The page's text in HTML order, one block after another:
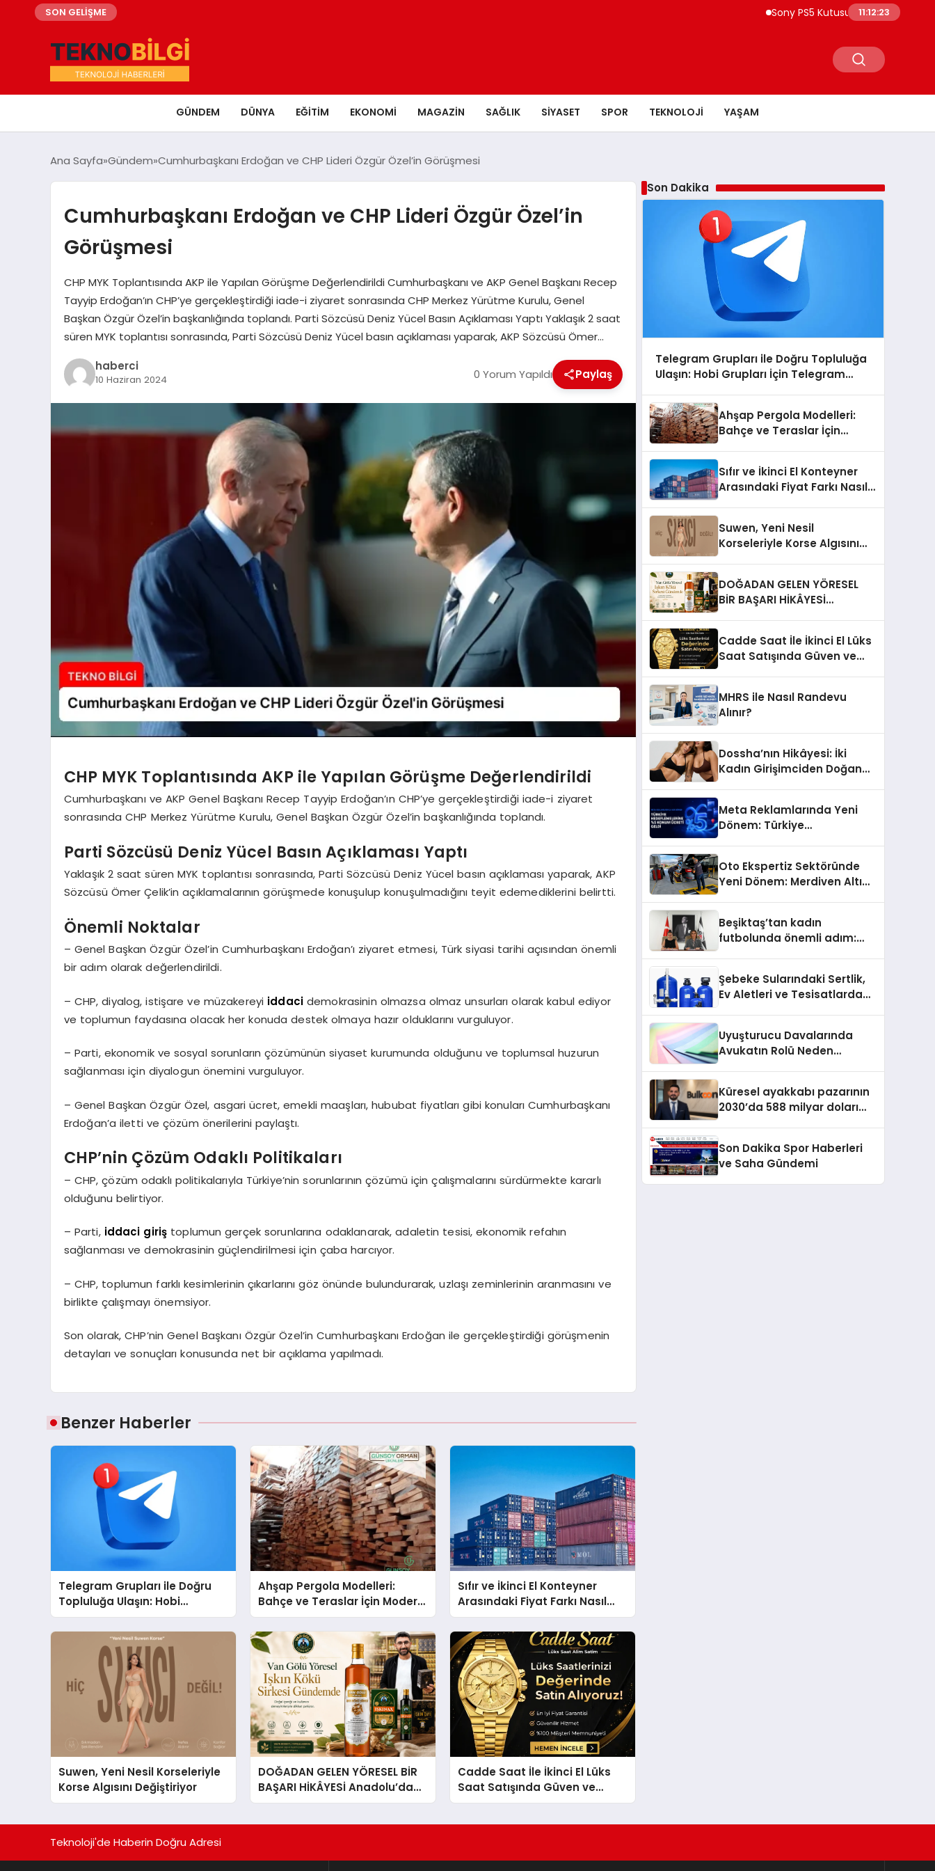
SON GELİŞME Sony PS5 Kutusuna 2028 Uyarısı Yeni
11:12:24
GÜNDEM DÜNYA EĞITIM EKONOMI MAGAZIN SAĞLIK SIYASET SPOR TEKNOLOJI YAŞAM
Ana Sayfa Gündem Cumhurbaşkanı Erdoğan ve CHP Lideri Özgür Özel’in Görüşmesi
Cumhurbaşkanı Erdoğan ve CHP Lideri Özgür Özel’in
Görüşmesi
CHP MYK Toplantısında AKP ile Yapılan Görüşme Değerlendirildi Cumhurbaşkanı ve AKP Genel Başkanı Recep
Tayyip Erdoğan’ın CHP’ye gerçekleştirdiği iade-i ziyaret sonrasında CHP Merkez Yürütme Kurulu, Genel
Başkan Özgür Özel’in başkanlığında toplandı. Parti Sözcüsü Deniz Yücel Basın Açıklaması Yaptı Yaklaşık 2 saat
süren MYK toplantısı sonrasında, Parti Sözcüsü Deniz Yücel basın açıklaması yaparak, AKP Sözcüsü Ömer…
haberci
10 Haziran 2024 0 Yorum Yapıldı Paylaş
CHP MYK Toplantısında AKP ile Yapılan Görüşme Değerlendirildi
Cumhurbaşkanı ve AKP Genel Başkanı Recep Tayyip Erdoğan’ın CHP’ye gerçekleştirdiği iade-i ziyaret
sonrasında CHP Merkez Yürütme Kurulu, Genel Başkan Özgür Özel’in başkanlığında toplandı.
Parti Sözcüsü Deniz Yücel Basın Açıklaması Yaptı
Yaklaşık 2 saat süren MYK toplantısı sonrasında, Parti Sözcüsü Deniz Yücel basın açıklaması yaparak, AKP
Sözcüsü Ömer Çelik’in açıklamalarının görüşmede konuşulup konuşulmadığını teyit edemediklerini belirtti.
Önemli Noktalar
– Genel Başkan Özgür Özel’in Cumhurbaşkanı Erdoğan’ı ziyaret etmesi, Türk siyasi tarihi açısından önemli
bir adım olarak değerlendirildi.
– CHP, diyalog, istişare ve müzakereyi iddaci demokrasinin olmazsa olmaz unsurları olarak kabul ediyor
ve toplumun faydasına olacak her konuda destek olmaya hazır olduklarını vurguluyor.
– Parti, ekonomik ve sosyal sorunların çözümünün siyaset kurumunda olduğunu ve toplumsal huzurun
sağlanması için diyalogun önemini vurguluyor.
– Genel Başkan Özgür Özel, asgari ücret, emekli maaşları, hububat fiyatları gibi konuları Cumhurbaşkanı
Erdoğan’a iletti ve çözüm önerilerini paylaştı.
CHP’nin Çözüm Odaklı Politikaları
– CHP, çözüm odaklı politikalarıyla Türkiye’nin sorunlarının çözümü için çalışmalarını sürdürmekte kararlı
olduğunu belirtiyor.
– Parti, iddaci giriş toplumun gerçek sorunlarına odaklanarak, adaletin tesisi, ekonomik refahın
sağlanması ve demokrasinin güçlendirilmesi için çaba harcıyor.
– CHP, toplumun farklı kesimlerinin çıkarlarını göz önünde bulundurarak, uzlaşı zeminlerinin aranmasını ve
birlikte çalışmayı önemsiyor.
Son olarak, CHP’nin Genel Başkanı Özgür Özel’in Cumhurbaşkanı Erdoğan ile gerçekleştirdiği görüşmenin
detayları ve sonuçları konusunda net bir açıklama yapılmadı.
Benzer Haberler
Telegram Grupları ile Doğru
Topluluğa Ulaşın: Hobi
Grupları İçin Telegram
Kullanımı
Ahşap Pergola Modelleri:
Bahçe ve Teraslar İçin Modern
Tasarım Fikirleri
Sıfır ve İkinci El Konteyner
Arasındaki Fiyat Farkı Nasıl
Oluşur?
Suwen, Yeni Nesil Korseleriyle
Korse Algısını Değiştiriyor
DOĞADAN GELEN YÖRESEL BİR
BAŞARI HİKÂYESİ Anadolu’dan
Çıkan Güçlü Bir Başarı
Cadde Saat İle İkinci El Lüks
Saat Satışında Güven ve
Doğru Değerleme
Son Dakika
Telegram Grupları ile Doğru Topluluğa
Ulaşın: Hobi Grupları İçin Telegram
Ahşap Pergola Modelleri:
Bahçe ve Teraslar İçin
Sıfır ve İkinci El Konteyner
Arasındaki Fiyat Farkı Nasıl
Suwen, Yeni Nesil
Korseleriyle Korse Algısını
DOĞADAN GELEN YÖRESEL
BİR BAŞARI HİKÂYESİ
Yöresel Işkın Kökü Sirkesi
Cadde Saat İle İkinci El Lüks
Saat Satışında Güven ve
MHRS ile Nasıl Randevu
Alınır?
Dossha’nın Hikâyesi: İki
Kadın Girişimciden Doğan
Meta Reklamlarında Yeni
Dönem: Türkiye
Oto Ekspertiz Sektöründe
Yeni Dönem: Merdiven Altı
Beşiktaş’tan kadın
futbolunda önemli adım:
Gündoğdu kulüp hafızasını
geleceğe taşıyacak
Şebeke Sularındaki Sertlik,
Ev Aletleri ve Tesisatlarda
Uyuşturucu Davalarında
Avukatın Rolü Neden
Küresel ayakkabı pazarının
2030’da 588 milyar doları
Son Dakika Spor Haberleri
ve Saha Gündemi
Teknoloji'de Haberin Doğru Adresi